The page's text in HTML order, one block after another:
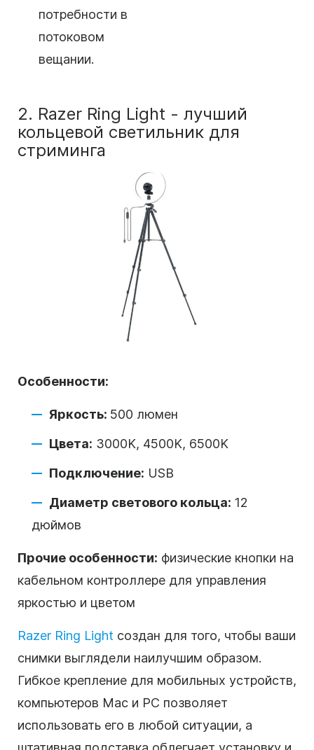
потребности в
потоковом
вещании.
2. Razer Ring Light - лучший
кольцевой светильник для
стриминга
Особенности:
Яркость: 500 люмен
Цвета: 3000K, 4500K, 6500K
Подключение: USB
Диаметр светового кольца: 12
дюймов
Прочие особенности: физические кнопки на
кабельном контроллере для управления
яркостью и цветом
Razer Ring Light создан для того, чтобы ваши
снимки выглядели наилучшим образом.
Гибкое крепление для мобильных устройств,
компьютеров Mac и PC позволяет
использовать его в любой ситуации, а